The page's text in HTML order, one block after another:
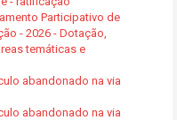
Participativo de
- 2026 - Dotação,
temáticas e
abandonado na via
abandonado na via